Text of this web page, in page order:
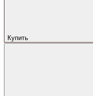
Купить